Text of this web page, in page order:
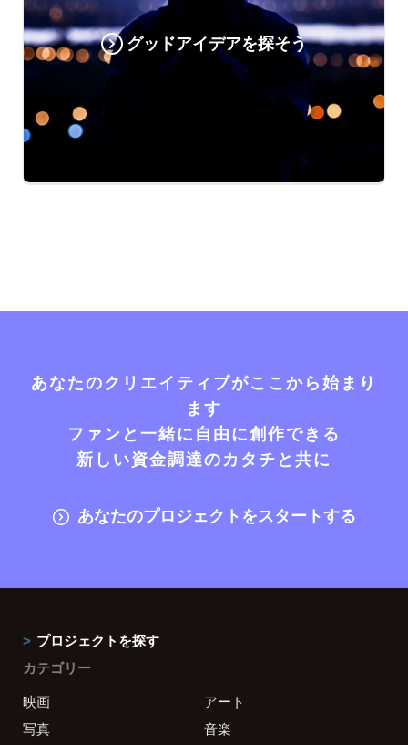
グッドアイデアを探そう
あなたのクリエイティブがここから始まり
ます
ファンと一緒に自由に創作できる
新しい資金調達のカタチと共に
あなたのプロジェクトをスタートする
プロジェクトを探す
カテゴリー
映画
アート
写真
音楽